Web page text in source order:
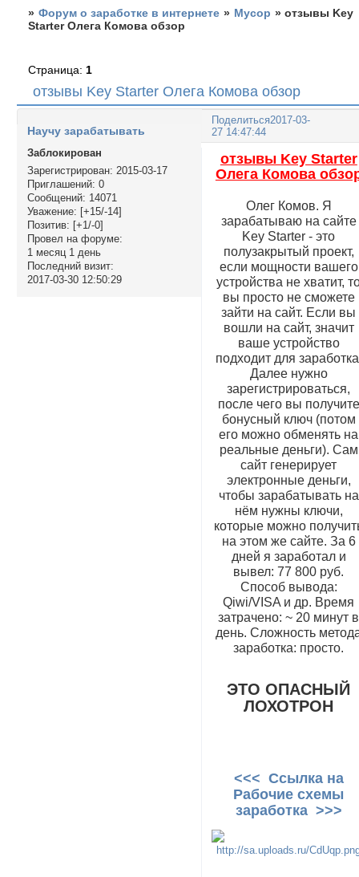
» Форум о заработке в интернете » Мусор »отзывы Key
Starter Олега Комова обзор
отзывы Key Starter Олега Комова обзор
Страница: 1
Поделиться2017-03-
27 14:47:44
Научу зарабатывать
Заблокирован
Зарегистрирован: 2015-03-17
Приглашений: 0
Сообщений: 14071
Уважение: [+15/-14]
Позитив: [+1/-0]
Провел на форуме:
1 месяц 1 день
Последний визит:
2017-03-30 12:50:29
отзывы Key Starter
Олега Комова
Олег Комов. Я
зарабатываю на сайте
Key Starter - это
полузакрытый проект,
если мощности вашего
устройства не хватит,
вы просто не сможете
зайти на сайт. Если вы
вошли на сайт, значит
ваше устройство
подходит для
Далее нужно
зарегистрироваться,
после чего вы получите
бонусный ключ (потом
его можно обменять на
реальные деньги). Сам
сайт генерирует
электронные деньги,
чтобы зарабатывать на
нём нужны ключи,
которые можно
на этом же сайте. За 6
дней я заработал и
вывел: 77 800 руб.
Способ вывода:
Qiwi/VISA и др. Время
затрачено: ~ 20 минут в
день. Сложность
заработка: просто.
ЭТО ОПАСНЫЙ
ЛОХОТРОН
<<< Ссылка на
Рабочие схемы
заработка >>>